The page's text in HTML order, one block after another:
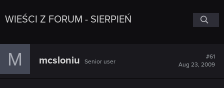
WIEŚCI Z FORUM - SIERPIEŃ
M mcsloniu Senior user
#61
Aug 23, 2009